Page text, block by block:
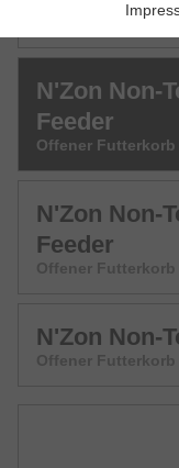
Weitwurf-Futterkorb
N'Zon Non-
Feeder
Offener
N'Zon Non-
Feeder
Offener
N'Zon Non-
Offener